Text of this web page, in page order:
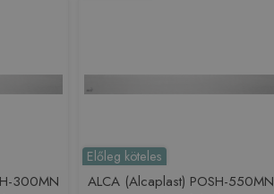
300MN
Előleg köteles
ALCA (Alcaplast) POSH-550MN